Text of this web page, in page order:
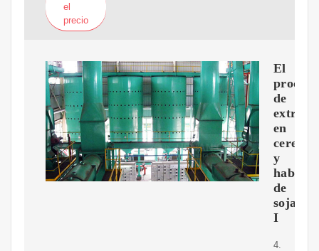
el
precio
El
proceso
de
en
cereales
y
habas
de
soja,
I
4.